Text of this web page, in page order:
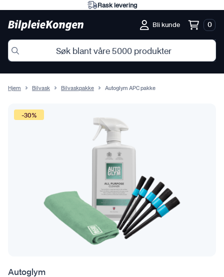
Rask levering
Bli kunde 0
Hjem Bilvask Bilvaskpakke Autoglym APC pakke
-30%
Autoglym